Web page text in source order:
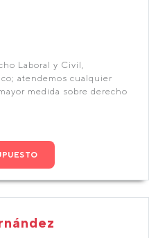
Laboral y Civil,
atendemos cualquier
medida sobre derecho